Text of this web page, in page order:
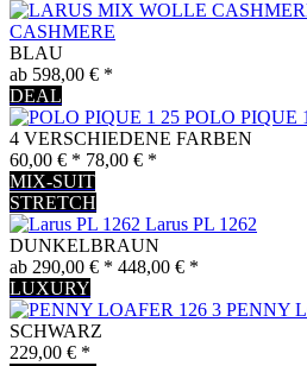
CASHMERE
BLAU
ab 598,00 € *
DEAL
POLO PIQUE
4 VERSCHIEDENE FARBEN
60,00 € * 78,00 € *
MIX-SUIT
STRETCH
Larus PL 1262
DUNKELBRAUN
ab 290,00 € * 448,00 € *
LUXURY
PENNY
SCHWARZ
229,00 € *